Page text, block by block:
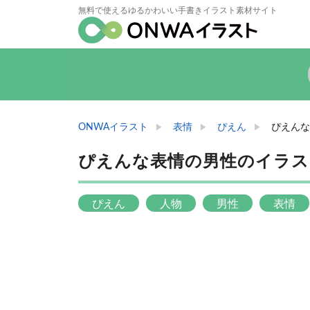
無料で使えるゆるかわいい手書きイラスト素材サイト
ONWAイラスト 表情 ぴえん ぴえん
ぴえんな表情の男性のイラ
ぴえん 人物 男性 表情